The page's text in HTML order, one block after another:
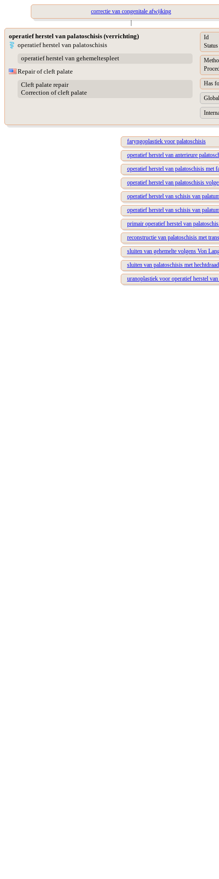
correctie van congenitale afwijking
|
operatief herstel van palatoschisis (verrichting)
operatief herstel van palatoschisis
operatief herstel van gehemeltespleet
Repair of cleft palate
Cleft palate repair
Correction of cleft palate
Id
Status
Has
faryngoplastiek voor palatoschisis
operatief herstel van anterieure
operatief herstel van palatoschisis met
operatief herstel van palatoschisis
operatief herstel van schisis van
operatief herstel van schisis van
primair operatief herstel van
reconstructie van palatoschisis met
sluiten van gehemelte volgens Von
sluiten van palatoschisis met hechtdraad
uranoplastiek voor operatief herstel